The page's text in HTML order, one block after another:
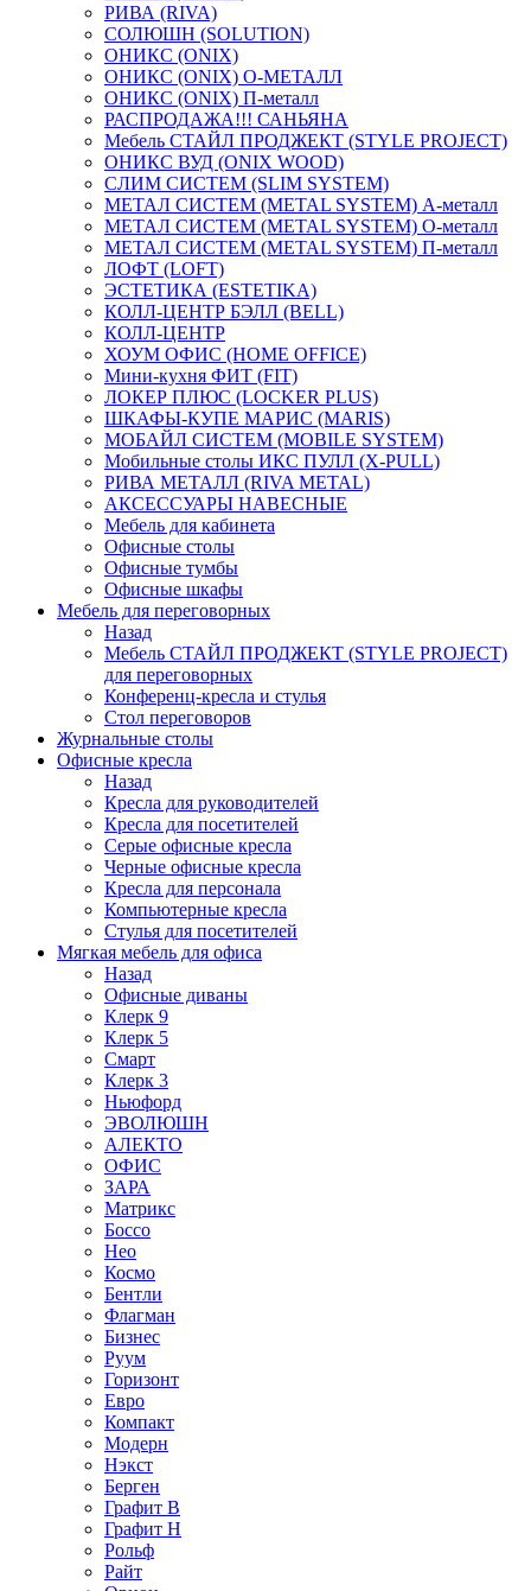
РИВА (RIVA)
СОЛЮШН (SOLUTION)
ОНИКС (ONIX)
ОНИКС (ONIX) O-МЕТАЛЛ
ОНИКС (ONIX) П-металл
РАСПРОДАЖА!!! САНЬЯНА
Мебель СТАЙЛ ПРОДЖЕКТ (STYLE PROJECT)
ОНИКС ВУД (ONIX WOOD)
СЛИМ СИСТЕМ (SLIM SYSTEM)
МЕТАЛ СИСТЕМ (METAL SYSTEM) А-металл
МЕТАЛ СИСТЕМ (METAL SYSTEM) О-металл
МЕТАЛ СИСТЕМ (METAL SYSTEM) П-металл
ЛОФТ (LOFT)
ЭСТЕТИКА (ESTETIKA)
КОЛЛ-ЦЕНТР БЭЛЛ (BELL)
КОЛЛ-ЦЕНТР
ХОУМ ОФИС (HOME OFFICE)
Мини-кухня ФИТ (FIT)
ЛОКЕР ПЛЮС (LOCKER PLUS)
ШКАФЫ-КУПЕ МАРИС (MARIS)
МОБАЙЛ СИСТЕМ (MOBILE SYSTEM)
Мобильные столы ИКС ПУЛЛ (X-PULL)
РИВА МЕТАЛЛ (RIVA METAL)
АКСЕССУАРЫ НАВЕСНЫЕ
Мебель для кабинета
Офисные столы
Офисные тумбы
Офисные шкафы
Мебель для переговорных
Назад
Мебель СТАЙЛ ПРОДЖЕКТ (STYLE PROJECT)
для переговорных
Конференц-кресла и стулья
Стол переговоров
Журнальные столы
Офисные кресла
Назад
Кресла для руководителей
Кресла для посетителей
Серые офисные кресла
Черные офисные кресла
Кресла для персонала
Компьютерные кресла
Стулья для посетителей
Мягкая мебель для офиса
Назад
Офисные диваны
Клерк 9
Клерк 5
Смарт
Клерк 3
Ньюфорд
ЭВОЛЮШН
АЛЕКТО
ОФИС
ЗАРА
Матрикс
Боссо
Нео
Космо
Бентли
Флагман
Бизнес
Руум
Горизонт
Евро
Компакт
Модерн
Нэкст
Берген
Графит В
Графит Н
Рольф
Райт